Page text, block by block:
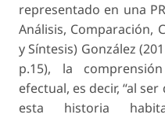
representado en una
Análisis, Comparación,
y Síntesis) González
p.15), la
efectual, es decir, “al
esta historia